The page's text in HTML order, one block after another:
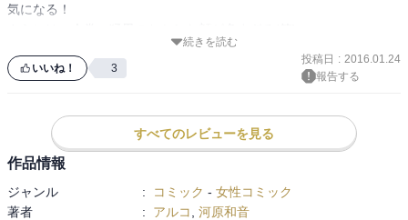
気になる！
猛男のスマホ&ラインデビューとか、妹・真希ちゃんの成長など、か
わいくてほのぼの笑えますw
続きを読む
いいね！ 3
投稿日 : 2016.01.24
報告する
すべてのレビューを見る
作品情報
ジャンル : コミック - 女性コミック
著者
: アルコ
河原和音